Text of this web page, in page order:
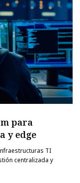
para
y edge
TI
centralizada y